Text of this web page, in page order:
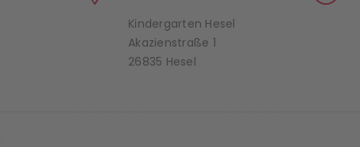
Kindergarten Hesel
Akazienstraße 1
26835 Hesel